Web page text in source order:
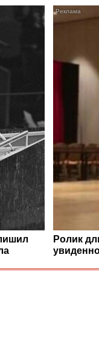
Ролик